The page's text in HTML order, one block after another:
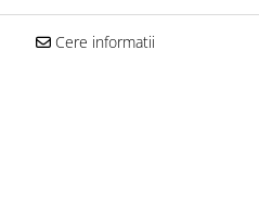
Cere informatii